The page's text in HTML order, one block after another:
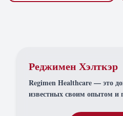
Реджимен Хэлткэр
Regimen Healthcare — это
известных своим опытом и